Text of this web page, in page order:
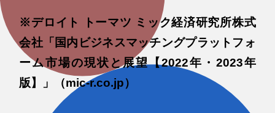
※デロイト トーマツ ミック経済研究所株式
会社「国内ビジネスマッチングプラットフォ
ーム市場の現状と展望【2022年・2023年
版】」（mic-r.co.jp）